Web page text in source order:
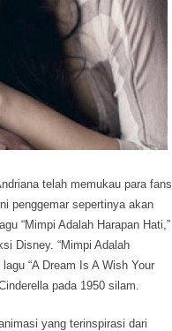
telah memukau para fans
penggemar sepertinya akan
“Mimpi Adalah Harapan Hati,”
Disney. “Mimpi Adalah
“A Dream Is A Wish Your
pada 1950 silam.
yang terinspirasi dari